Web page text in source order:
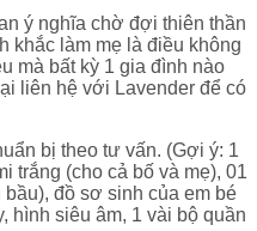
ý nghĩa chờ đợi thiên thần
khắc làm mẹ là điều không
mà bất kỳ 1 gia đình nào
liên hệ với Lavender để có
bị theo tư vấn. (Gợi ý: 1
trắng (cho cả bố và mẹ), 01
đồ sơ sinh của em bé
hình siêu âm, 1 vài bộ quần